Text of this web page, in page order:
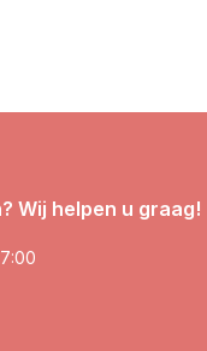
Wij helpen u graag!